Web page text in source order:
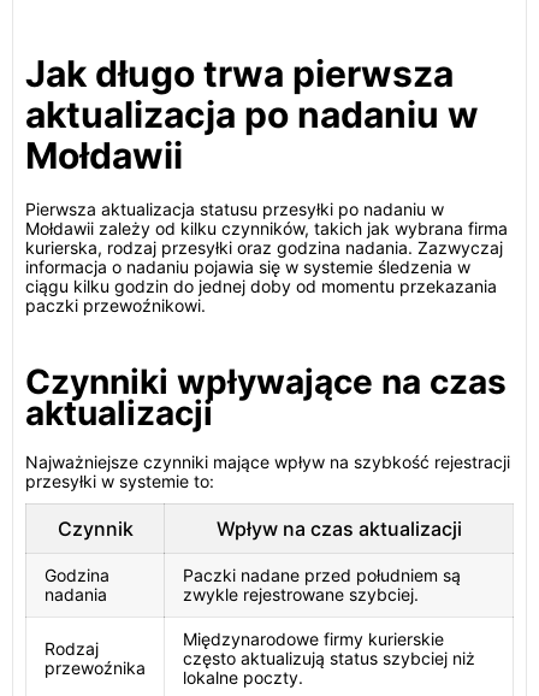
Jak długo trwa pierwsza
aktualizacja po nadaniu w
Mołdawii
Pierwsza aktualizacja statusu przesyłki po nadaniu w
Mołdawii zależy od kilku czynników, takich jak wybrana firma
kurierska, rodzaj przesyłki oraz godzina nadania. Zazwyczaj
informacja o nadaniu pojawia się w systemie śledzenia w
ciągu kilku godzin do jednej doby od momentu przekazania
paczki przewoźnikowi.
Czynniki wpływające na czas
aktualizacji
Najważniejsze czynniki mające wpływ na szybkość rejestracji
przesyłki w systemie to:
Czynnik Wpływ na czas aktualizacji
Godzina
nadania
Paczki nadane przed południem są
zwykle rejestrowane szybciej.
Rodzaj
przewoźnika
Międzynarodowe firmy kurierskie
często aktualizują status szybciej niż
lokalne poczty.